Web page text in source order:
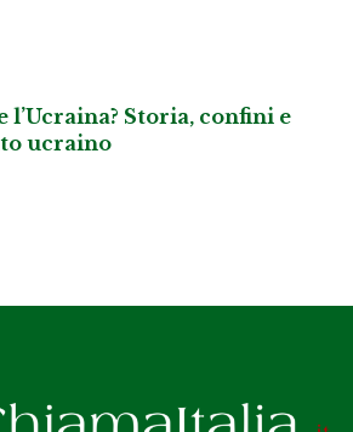
l’Ucraina? Storia, confini e
ucraino